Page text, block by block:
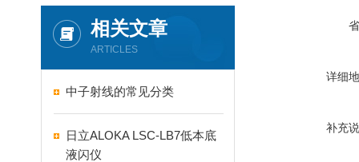
相关文章
ARTICLES
中子射线的常见分类
日立ALOKA LSC-LB7低本底
液闪仪
详细
补充